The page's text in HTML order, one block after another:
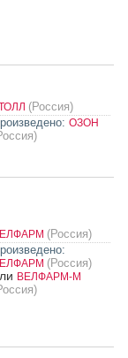
(Россия)
ОЗОН
(Россия)
(Россия)
ВЕЛФАРМ-М